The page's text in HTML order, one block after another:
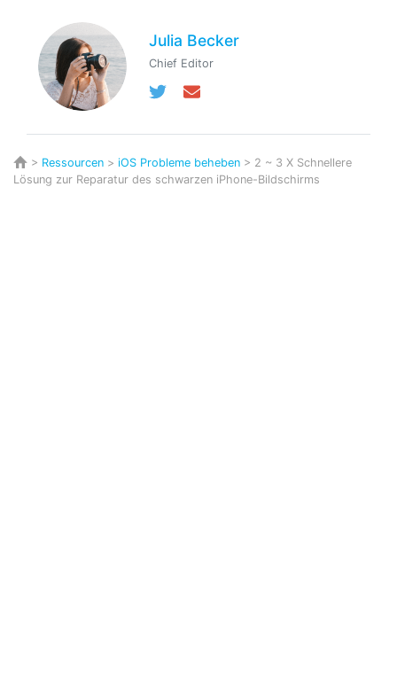
Julia Becker
Chief Editor
> Ressourcen > iOS Probleme beheben > 2 ~ 3 X Schnellere
Lösung zur Reparatur des schwarzen iPhone-Bildschirms